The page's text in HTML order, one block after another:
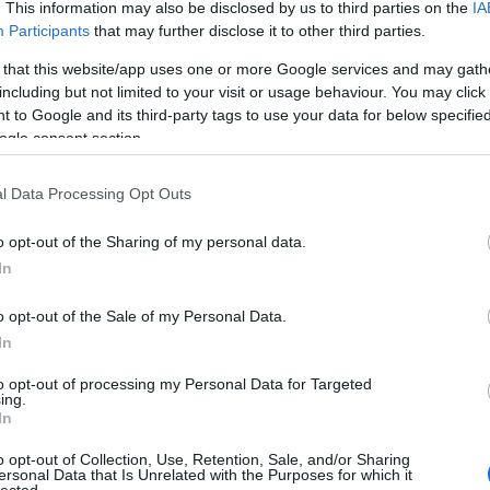
This information may also be disclosed by us to third parties on the
Participants that may further disclose it to other third parties.
that this website/app uses one or more Google services and may
but not limited to your visit or usage behaviour. You may
to Google and its third-party tags to use your data for below
consent section.
Data Processing Opt Outs
opt-out of the Sharing of my personal data.
opt-out of the Sale of my Personal Data.
opt-out of processing my Personal Data for Targeted
opt-out of Collection, Use, Retention, Sale, and/or Sharing
Data that Is Unrelated with the Purposes for which it